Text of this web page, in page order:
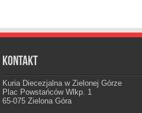
Kontakt
Kuria Diecezjalna w Zielonej Górze
Plac Powstańców Wlkp. 1
65-075 Zielona Góra